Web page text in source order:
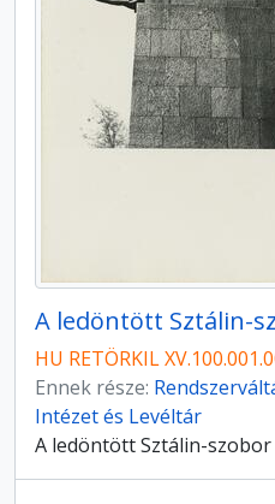
A ledöntött Sztálin-
HU RETÖRKIL
Ennek része:
Intézet és Levéltár
A ledöntött Sztálin-szobor